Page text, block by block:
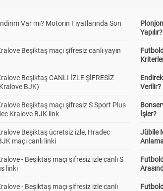
Var mı? Motorin Fiyatlarında Son
Beşiktaş maçı şifresiz canlı yayın
Beşiktaş CANLI İZLE ŞİFRESİZ
BJK)
Beşiktaş maçı şifresiz S Sport Plus
Kralove BJK link
Beşiktaş ücretsiz izle, Hradec
maçı canlı linki
- Beşiktaş maçı şifresiz izle canlı S
linki
- Beşiktaş maçı şifresiz izle canlı
Yapılır?
Verilir?
İşler?
Jübile